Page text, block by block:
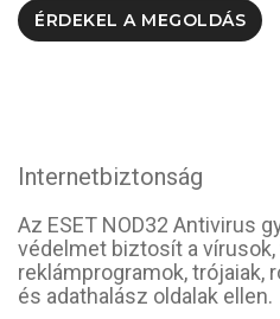
ÉRDEKEL A MEGOLDÁS
Internetbiztonság
Az ESET NOD32 Antivirus
védelmet biztosít a
reklámprogramok, trójaiak,
és adathalász oldalak ellen.